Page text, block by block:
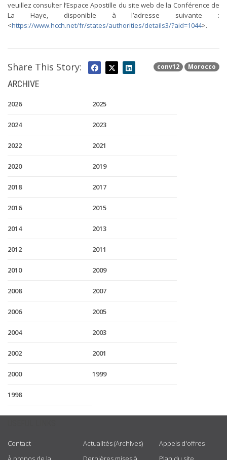
veuillez consulter l’Espace Apostille du site web de la Conférence de
La Haye, disponible à l’adresse suivante :
<https://www.hcch.net/fr/states/authorities/details3/?aid=1044>.
conv12 Morocco
Share This Story:
ARCHIVE
2026 2025
2024 2023
2022 2021
2020 2019
2018 2017
2016 2015
2014 2013
2012 2011
2010 2009
2008 2007
2006 2005
2004 2003
2002 2001
2000 1999
1998
Contact
Actualités (Archives)
Appels d'offres